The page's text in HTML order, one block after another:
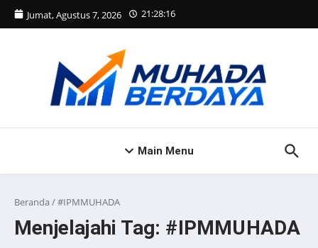
Lewati ke konten
Jumat, Agustus 7, 2026 21:28:16
Main Menu
Beranda /#IPMMUHADA
Menjelajahi Tag: #IPMMUHADA